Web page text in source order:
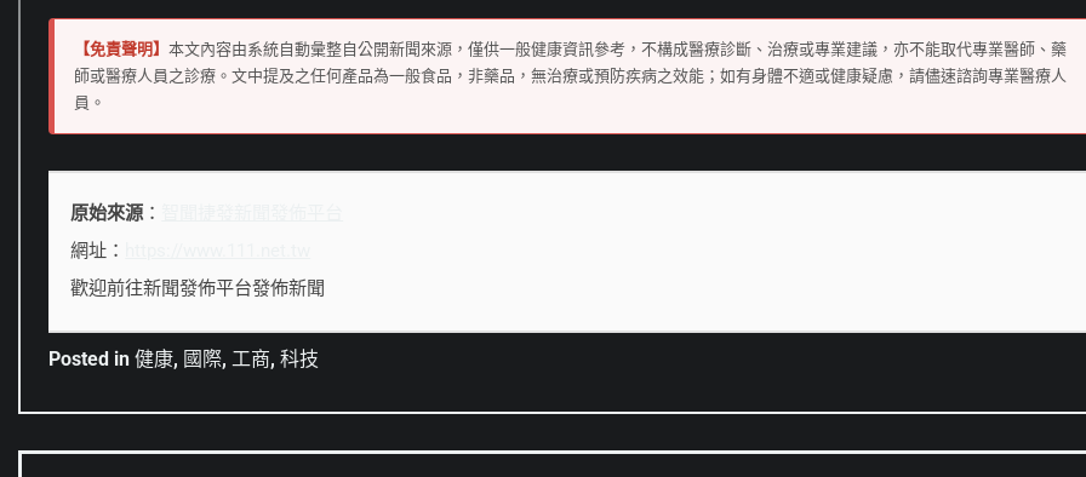
【免責聲明】 本文內容由系統自動彙整自公開新聞來源，僅供一般健康資訊參考，不構成醫療診斷、治療或專業建議，亦不能取代專業醫師、藥
師或醫療人員之診療。文中提及之任何產品為一般食品，非藥品，無治療或預防疾病之效能；如有身體不適或健康疑慮，請儘速諮詢專業醫療人
員。
原始來源 ：
網址：
歡迎前往新聞發佈平台發佈新聞
Posted in 健康, 國際, 工商, 科技